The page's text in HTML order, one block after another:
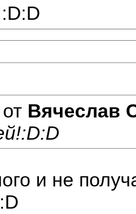
Вячеслав
и не